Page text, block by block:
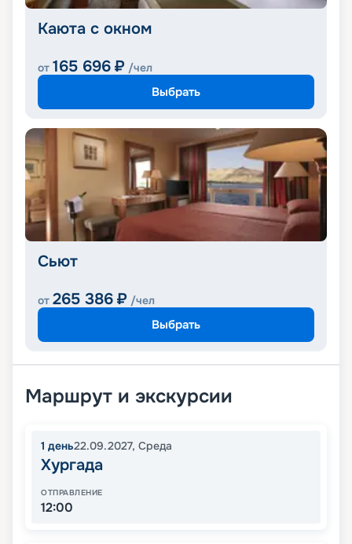
Каюта с окном
от 165 696 ₽ /чел
Выбрать
Сьют
от 265 386 ₽ /чел
Выбрать
Маршрут и экскурсии
1 день22.09.2027, Среда
Хургада
ОТПРАВЛЕНИЕ
12:00